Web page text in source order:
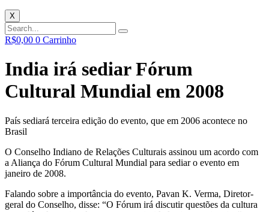
X
R$0,00 0 Carrinho
India irá sediar Fórum
Cultural Mundial em 2008
País sediará terceira edição do evento, que em 2006 acontece no
Brasil
O Conselho Indiano de Relações Culturais assinou um acordo com
a Aliança do Fórum Cultural Mundial para sediar o evento em
janeiro de 2008.
Falando sobre a importância do evento, Pavan K. Verma, Diretor-
geral do Conselho, disse: “O Fórum irá discutir questões da cultura